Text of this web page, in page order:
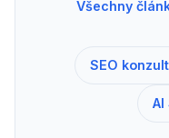
Všechny
SEO
AI